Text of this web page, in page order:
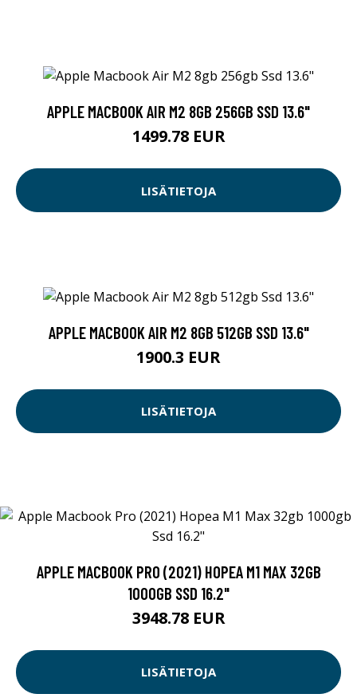
APPLE MACBOOK AIR M2 8GB 256GB SSD 13.6"
1499.78 EUR
LISÄTIETOJA
APPLE MACBOOK AIR M2 8GB 512GB SSD 13.6"
1900.3 EUR
LISÄTIETOJA
APPLE MACBOOK PRO (2021) HOPEA M1 MAX 32GB
1000GB SSD 16.2"
3948.78 EUR
LISÄTIETOJA